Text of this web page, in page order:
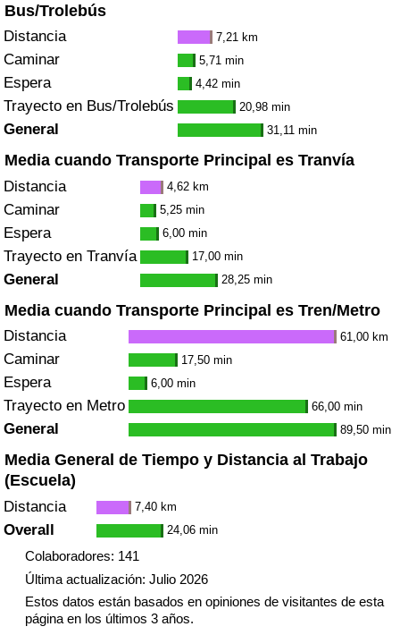
Bus/Trolebús
Distancia 7,21 km
Caminar 5,71 min
Espera 4,42 min
Trayecto en Bus/Trolebús 20,98 min
General 31,11 min
Media cuando Transporte Principal es Tranvía
Distancia 4,62 km
Caminar 5,25 min
Espera 6,00 min
Trayecto en Tranvía 17,00 min
General 28,25 min
Media cuando Transporte Principal es Tren/Metro
Distancia 61,00 km
Caminar 17,50 min
Espera 6,00 min
Trayecto en Metro 66,00 min
General 89,50 min
Media General de Tiempo y Distancia al Trabajo
(Escuela)
Distancia 7,40 km
Overall 24,06 min
Colaboradores: 141
Última actualización: Julio 2026
Estos datos están basados en opiniones de visitantes de esta
página en los últimos 3 años.